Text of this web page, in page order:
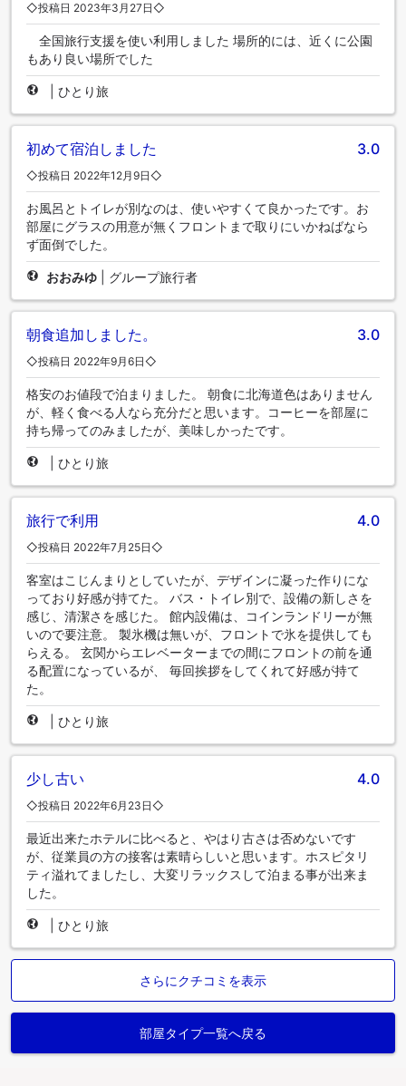
◇投稿日 2023年3月27日◇
全国旅行支援を使い利用しました 場所的には、近くに公園
もあり良い場所でした
ひとり旅
初めて宿泊しました 3.0
◇投稿日 2022年12月9日◇
お風呂とトイレが別なのは、使いやすくて良かったです。お
部屋にグラスの用意が無くフロントまで取りにいかねばなら
ず面倒でした。
おおみゆ グループ旅行者
朝食追加しました。 3.0
◇投稿日 2022年9月6日◇
格安のお値段で泊まりました。 朝食に北海道色はありません
が、軽く食べる人なら充分だと思います。コーヒーを部屋に
持ち帰ってのみましたが、美味しかったです。
ひとり旅
旅行で利用 4.0
◇投稿日 2022年7月25日◇
客室はこじんまりとしていたが、デザインに凝った作りにな
っており好感が持てた。 バス・トイレ別で、設備の新しさを
感じ、清潔さを感じた。 館内設備は、コインランドリーが無
いので要注意。 製氷機は無いが、フロントで氷を提供しても
らえる。 玄関からエレベーターまでの間にフロントの前を通
る配置になっているが、 毎回挨拶をしてくれて好感が持て
た。
ひとり旅
少し古い 4.0
◇投稿日 2022年6月23日◇
最近出来たホテルに比べると、やはり古さは否めないです
が、従業員の方の接客は素晴らしいと思います。ホスピタリ
ティ溢れてましたし、大変リラックスして泊まる事が出来ま
した。
ひとり旅
さらにクチコミを表示
部屋タイプ一覧へ戻る